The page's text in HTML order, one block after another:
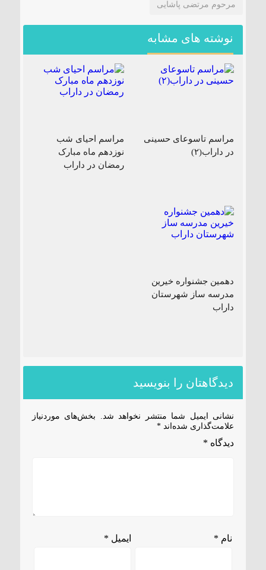
مرحوم مرتضی پاشايی
نوشته های مشابه
مراسم تاسوعای حسینی
در داراب(۲)
مراسم احیای شب
نوزدهم ماه مبارک
رمضان در داراب
دهمین جشنواره خیرین
مدرسه ساز شهرستان
داراب
دیدگاهتان را بنویسید
نشانی ایمیل شما منتشر نخواهد شد.
بخش‌های موردنیاز
علامت‌گذاری شده‌اند *
دیدگاه *
نام * ایمیل *